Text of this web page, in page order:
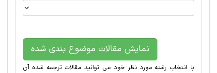
نمایش مقالات موضوع بندی شده
با انتخاب رشته مورد نظر خود می توانید مقالات ترجمه شده آن